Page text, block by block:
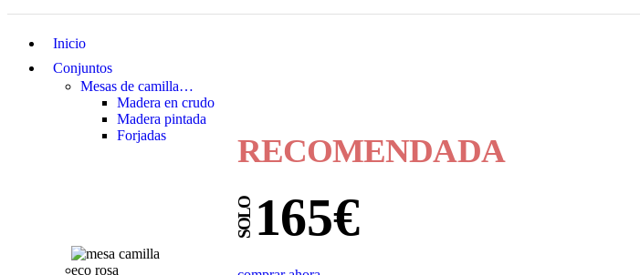
Inicio
Conjuntos
Mesas de camilla…
Madera en crudo
Madera pintada
Forjadas
RECOMENDADA
SOLO165€